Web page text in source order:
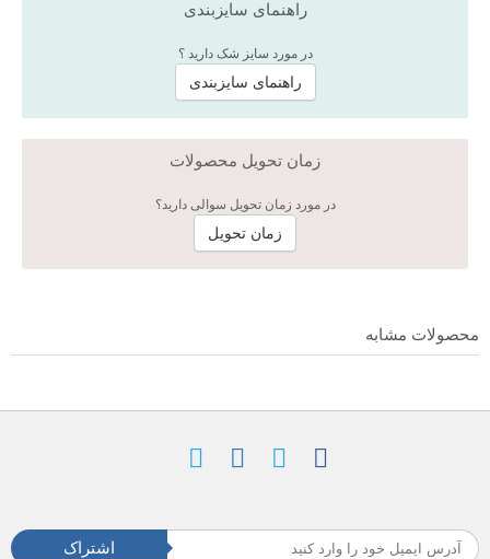
راهنمای سایزبندی
در مورد سایز شک دارید ؟
راهنمای سایزبندی
زمان تحویل محصولات
در مورد زمان تحویل سوالی دارید؟
زمان تحویل
محصولات مشابه
اشتراک